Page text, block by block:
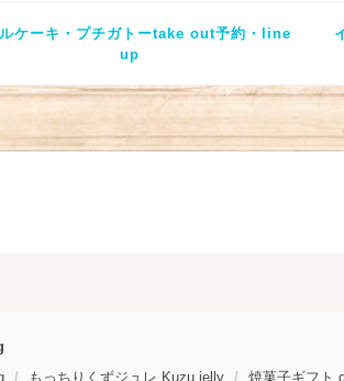
ケーキ・プチガトーtake out予約・line
up
もっちりくずジュレ Kuzu jelly 焼菓子ギフト